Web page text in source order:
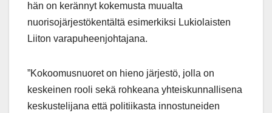
hän on kerännyt kokemusta muualta
nuorisojärjestökentältä esimerkiksi Lukiolaisten
Liiton varapuheenjohtajana.
”Kokoomusnuoret on hieno järjestö, jolla on
keskeinen rooli sekä rohkeana yhteiskunnallisena
keskustelijana että politiikasta innostuneiden